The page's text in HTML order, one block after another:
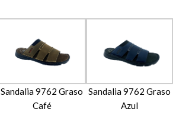
Sandalia 9762 Graso
Café
Sandalia 9762 Graso
Azul